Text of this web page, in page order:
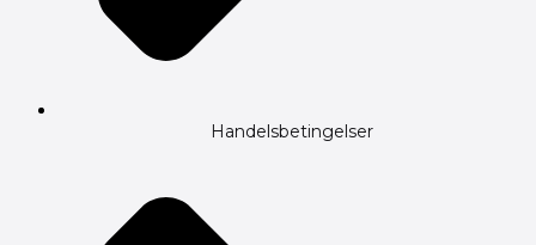
Handelsbetingelser